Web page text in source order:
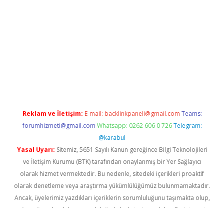
Reklam ve İletişim: E-mail: backlinkpaneli@gmail.com Teams:
forumhizmeti@gmail.com Whatsapp: 0262 606 0 726 Telegram:
@karabul
Yasal Uyarı: Sitemiz, 5651 Sayılı Kanun gereğince Bilgi Teknolojileri
ve İletişim Kurumu (BTK) tarafından onaylanmış bir Yer Sağlayıcı
olarak hizmet vermektedir. Bu nedenle, sitedeki içerikleri proaktif
olarak denetleme veya araştırma yükümlülüğümüz bulunmamaktadır.
Ancak, üyelerimiz yazdıkları içeriklerin sorumluluğunu taşımakta olup,